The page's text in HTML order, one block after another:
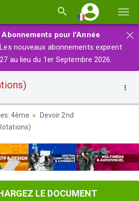
la×
pour l'Année
nouveaux abonnements expirent
au lieu du 1er Septembre 2026.
4ème
Devoir 2nd
LE DOCUMENT